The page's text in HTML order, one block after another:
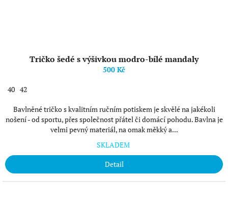
Tričko šedé s výšivkou modro-bílé mandaly
500 Kč
40 42
Bavlněné tričko s kvalitním ručním potiskem je skvělé na jakékoli
nošení - od sportu, přes společnost přátel či domácí pohodu. Bavlna je
velmi pevný materiál, na omak měkký a...
SKLADEM
Detail